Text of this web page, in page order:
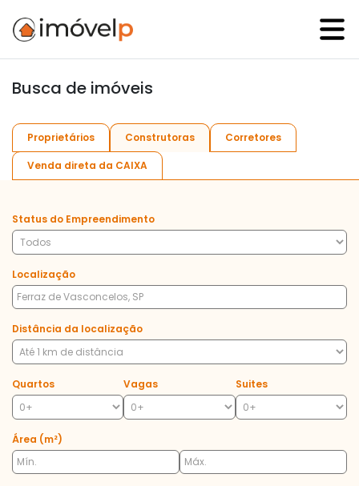
Busca de imóveis
Proprietários Construtoras Corretores
Venda direta da CAIXA
Status do Empreendimento
Localização
Distância da localização
Quartos Vagas Suites
Área (m²)